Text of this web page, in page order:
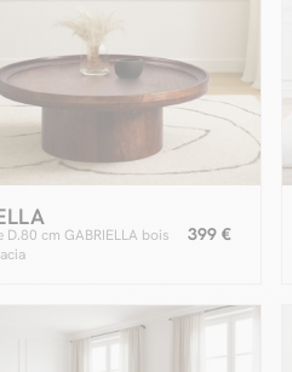
D.80 cm GABRIELLA bois
399 €